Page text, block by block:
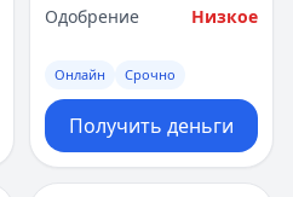
Одобрение
Низкое
Онлайн Срочно
Получить деньги